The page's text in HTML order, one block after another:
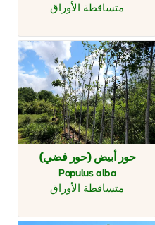
متساقطة الأوراق
حور أبيض (حور فضي)
Populus alba
متساقطة الأوراق